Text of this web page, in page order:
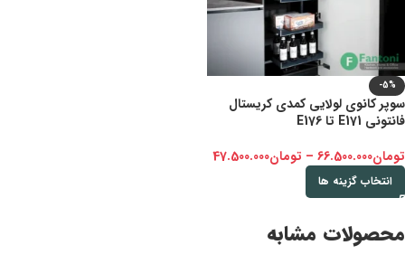
-5%
سوپر کانوی لولایی کمدی کریستال
فانتونی E171 تا E176
تومان66.500.000
– تومان47.500.000
انتخاب گزینه ها
محصولات مشابه